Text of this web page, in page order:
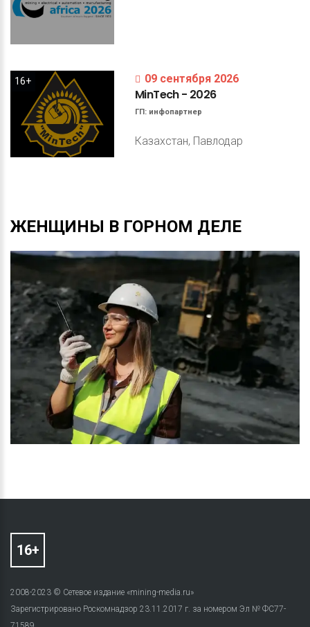
16+ 09 сентября 2026
MinTech- 2026
ГП: инфопартнер
Казахстан, Павлодар
ЖЕНЩИНЫ В ГОРНОМ ДЕЛЕ
2008-2023 © Сетевое издание «mining-media.ru»
Зарегистрировано Роскомнадзор 23.11.2017 г. за номером Эл № ФС77-